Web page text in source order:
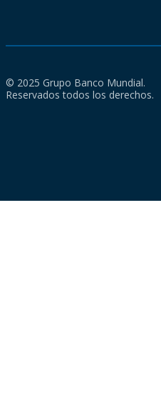
© 2025 Grupo Banco Mundial.
Reservados todos los derechos.